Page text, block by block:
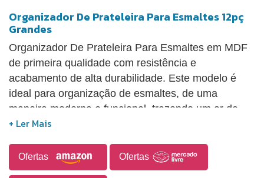
Organizador De Prateleira Para Esmaltes 12pç
Grandes
Organizador De Prateleira Para Esmaltes em MDF
de primeira qualidade com resistência e
acabamento de alta durabilidade. Este modelo é
ideal para organização de esmaltes, de uma
maneira moderna e funcional, trazendo um ar de
sofisticação e elegância, ideal para decoração do
e valorizando seus esmaltes. Sugestões: Salão de
Beleza, Ateliê, Studio, Salas, Cozinhas, Escritórios,
Ofertas Ofertas